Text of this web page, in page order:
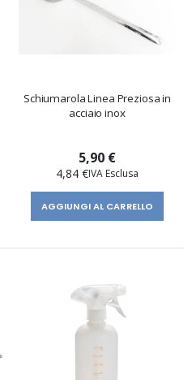
Schiumarola Linea Preziosa in
acciaio inox
5,90 €
4,84 €
AGGIUNGI AL CARRELLO